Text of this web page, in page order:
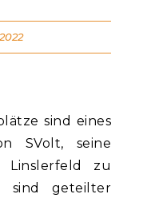
sind eines
SVolt, seine
Linslerfeld zu
sind geteilter